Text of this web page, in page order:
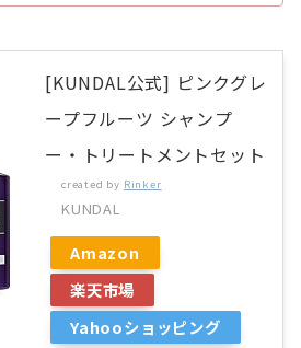
[KUNDAL公式] ピンクグレ
ープフルーツ シャンプ
ー・トリートメントセット
created by Rinker
KUNDAL
Amazon
楽天市場
Yahooショッピング